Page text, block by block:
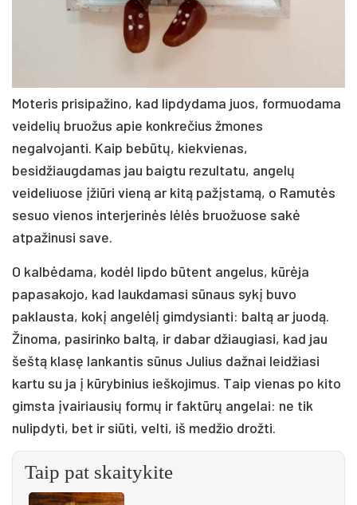
Moteris prisipažino, kad lipdydama juos, formuodama
veidelių bruožus apie konkrečius žmones
negalvojanti. Kaip bebūtų, kiekvienas,
besidžiaugdamas jau baigtu rezultatu, angelų
veideliuose įžiūri vieną ar kitą pažįstamą, o Ramutės
sesuo vienos interjerinės lėlės bruožuose sakė
atpažinusi save.
O kalbėdama, kodėl lipdo būtent angelus, kūrėja
papasakojo, kad laukdamasi sūnaus sykį buvo
paklausta, kokį angelėlį gimdysianti: baltą ar juodą.
Žinoma, pasirinko baltą, ir dabar džiaugiasi, kad jau
šeštą klasę lankantis sūnus Julius dažnai leidžiasi
kartu su ja į kūrybinius ieškojimus. Taip vienas po kito
gimsta įvairiausių formų ir faktūrų angelai: ne tik
nulipdyti, bet ir siūti, velti, iš medžio drožti.
Taip pat skaitykite